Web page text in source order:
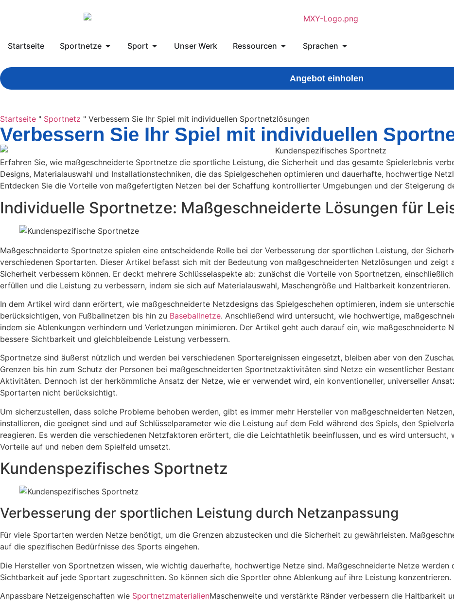
Startseite Sportnetze Sport Unser Werk Ressourcen Sprachen
Angebot einholen
Startseite " Sportnetz " Verbessern Sie Ihr Spiel mit individuellen Sportnetzlösungen
Verbessern Sie Ihr Spiel mit individuellen
Erfahren Sie, wie maßgeschneiderte Sportnetze die sportliche Leistung, die Sicherheit und das gesamte Spielerlebnis
Designs, Materialauswahl und Installationstechniken, die das Spielgeschehen optimieren und dauerhafte, hochwertige
Entdecken Sie die Vorteile von maßgefertigten Netzen bei der Schaffung kontrollierter Umgebungen und der Steigerung
Individuelle Sportnetze: Maßgeschneiderte Lösungen für
Maßgeschneiderte Sportnetze spielen eine entscheidende Rolle bei der Verbesserung der sportlichen Leistung, der
verschiedenen Sportarten. Dieser Artikel befasst sich mit der Bedeutung von maßgeschneiderten Netzlösungen und zeigt
Sicherheit verbessern können. Er deckt mehrere Schlüsselaspekte ab: zunächst die Vorteile von Sportnetzen,
erfüllen und die Leistung zu verbessern, indem sie sich auf Materialauswahl, Maschengröße und Haltbarkeit konzentrieren.
In dem Artikel wird dann erörtert, wie maßgeschneiderte Netzdesigns das Spielgeschehen optimieren, indem sie
berücksichtigen, von Fußballnetzen bis hin zu Baseballnetze. Anschließend wird untersucht, wie hochwertige,
indem sie Ablenkungen verhindern und Verletzungen minimieren. Der Artikel geht auch darauf ein, wie maßgeschneiderte
bessere Sichtbarkeit und gleichbleibende Leistung verbessern.
Sportnetze sind äußerst nützlich und werden bei verschiedenen Sportereignissen eingesetzt, bleiben aber von den
Grenzen bis hin zum Schutz der Personen bei maßgeschneiderten Sportnetzaktivitäten sind Netze ein wesentlicher
Aktivitäten. Dennoch ist der herkömmliche Ansatz der Netze, wie er verwendet wird, ein konventioneller, universeller
Sportarten nicht berücksichtigt.
Um sicherzustellen, dass solche Probleme behoben werden, gibt es immer mehr Hersteller von maßgeschneiderten
installieren, die geeignet sind und auf Schlüsselparameter wie die Leistung auf dem Feld während des Spiels, den
reagieren. Es werden die verschiedenen Netzfaktoren erörtert, die die Leichtathletik beeinflussen, und es wird
Vorteile auf und neben dem Spielfeld umsetzt.
Kundenspezifisches Sportnetz
Verbesserung der sportlichen Leistung durch Netzanpassung
Für viele Sportarten werden Netze benötigt, um die Grenzen abzustecken und die Sicherheit zu gewährleisten.
auf die spezifischen Bedürfnisse des Sports eingehen.
Die Hersteller von Sportnetzen wissen, wie wichtig dauerhafte, hochwertige Netze sind. Maßgeschneiderte Netze werden
Sichtbarkeit auf jede Sportart zugeschnitten. So können sich die Sportler ohne Ablenkung auf ihre Leistung konzentrieren.
Anpassbare Netzeigenschaften wie SportnetzmaterialienMaschenweite und verstärkte Ränder verbessern die Haltbarkeit